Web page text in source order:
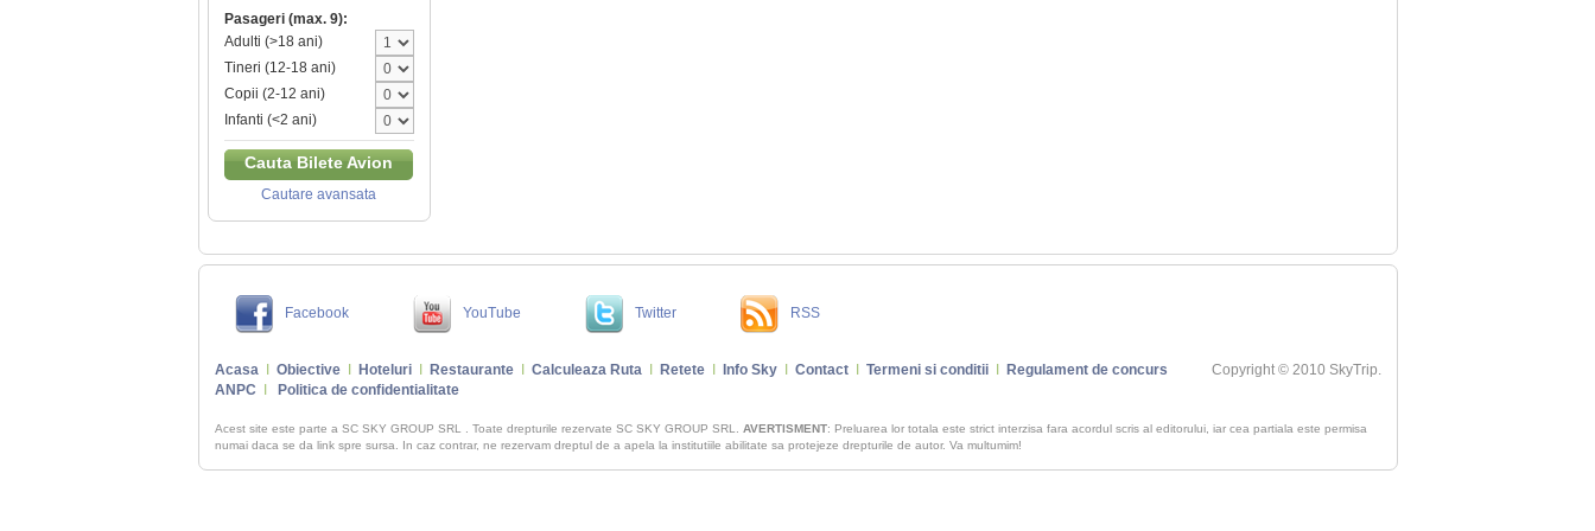
Pasageri (max. 9):
Adulti (>18 ani)
Tineri (12-18 ani)
Copii (2-12 ani)
Infanti (<2 ani)
Cauta Bilete Avion
Cautare avansata
Facebook YouTube Twitter RSS
AcasaI ObiectiveI HoteluriI RestauranteI Calculeaza RutaI ReteteI Info SkyI ContactI Termeni si conditiiI
Regulament de concurs
ANPC
Politica de confidentialitate
Copyright © 2010 SkyTrip.
Acest site este parte a SC SKY GROUP SRL . Toate drepturile rezervate SC SKY GROUP SRL. AVERTISMENT: Preluarea lor totala este strict interzisa fara acordul scris al editorului, iar cea partiala este permisa
numai daca se da link spre sursa. In caz contrar, ne rezervam dreptul de a apela la institutiile abilitate sa protejeze drepturile de autor. Va multumim!